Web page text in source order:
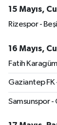
15 Mayıs,
Rizespor -
16 Mayıs,
Fatih
Gaziantep FK
Samsunspor